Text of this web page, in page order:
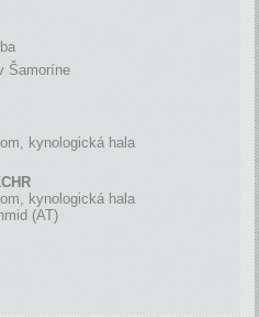
Šamoríne
kynologická hala
kynologická hala
(AT)